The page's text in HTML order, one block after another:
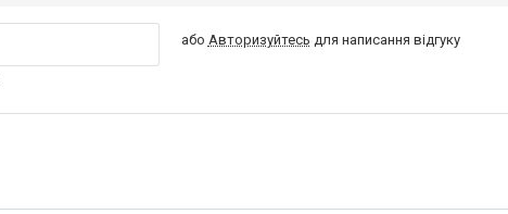
або Авторизуйтесь для написання відгуку